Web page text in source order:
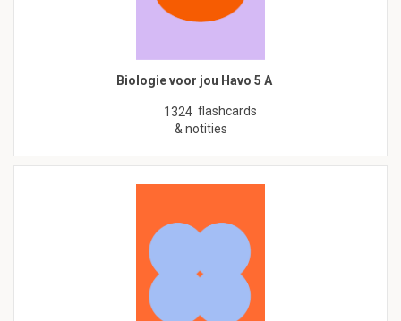
Biologie voor jou Havo 5 A
1324 flashcards
& notities